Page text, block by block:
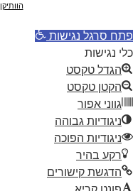
הוותיקן
פתח סרגל נגישות
כלי נגישות
הגדל טקסט
הקטן טקסט
גווני אפור
ניגודיות גבוהה
ניגודיות הפוכה
רקע בהיר
הדגשת קישורים